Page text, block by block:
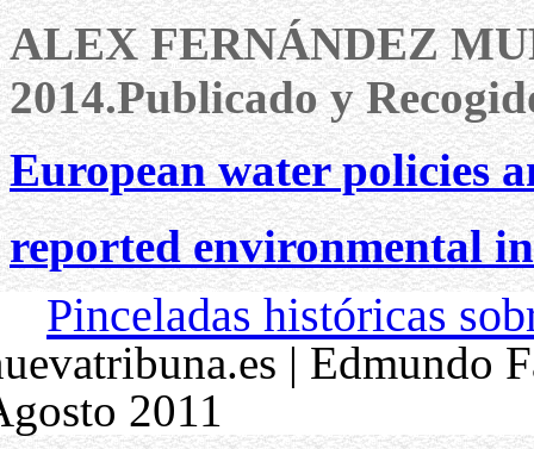
ALEX FERNÁNDEZ
2014.Publicado y
European water policies
reported environmental
Pinceladas históricas
| Edmundo
2011